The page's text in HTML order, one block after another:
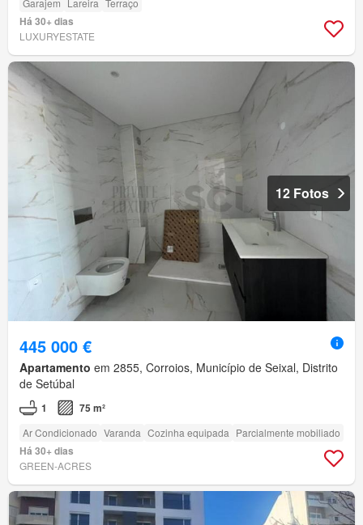
Há 30+ dias
LUXURYESTATE
12 Fotos
445 000 €
Apartamento em 2855, Corroios, Município de Seixal, Distrito
de Setúbal
1 75 m²
Ar Condicionado Varanda Cozinha equipada Parcialmente mobiliado
Há 30+ dias
GREEN-ACRES